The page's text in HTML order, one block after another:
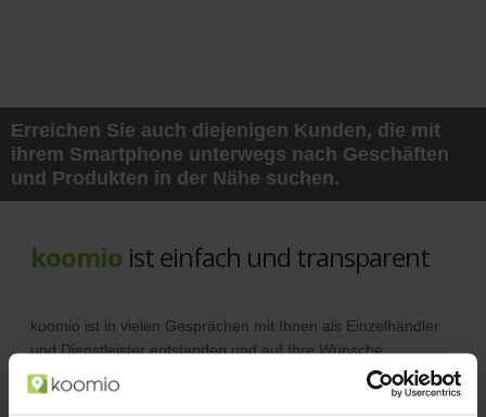
Erreichen Sie auch diejenigen Kunden, die mit
ihrem Smartphone unterwegs nach Geschäften
und Produkten in der Nähe suchen.
koomio ist einfach und transparent
koomio ist in vielen Gesprächen mit Ihnen als Einzelhändler
und Dienstleister entstanden und auf Ihre Wünsche
abgestimmt.